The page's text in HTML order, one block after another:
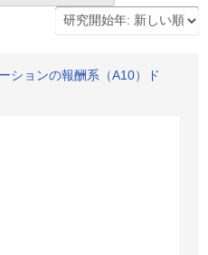
ションの報酬系（A10）ド